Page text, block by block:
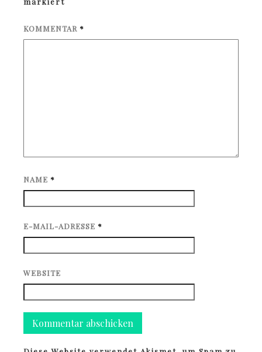
KOMMENTAR *
NAME *
E-MAIL-ADRESSE *
WEBSITE